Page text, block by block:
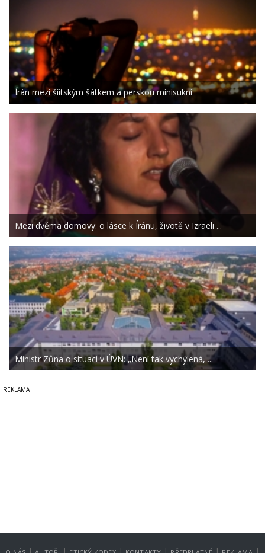
Írán mezi šíitským šátkem a perskou minisukní
Mezi dvěma domovy: o lásce k Íránu, životě v Izraeli ...
Ministr Zůna o situaci v ÚVN: „Není tak vychýlená, ...